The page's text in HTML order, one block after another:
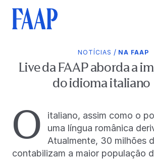
NOTÍCIAS / NA FAAP
Live da FAAP aborda a
do idioma italiano
O
italiano, assim como o
uma língua românica
Atualmente, 30 milhões
contabilizam a maior população